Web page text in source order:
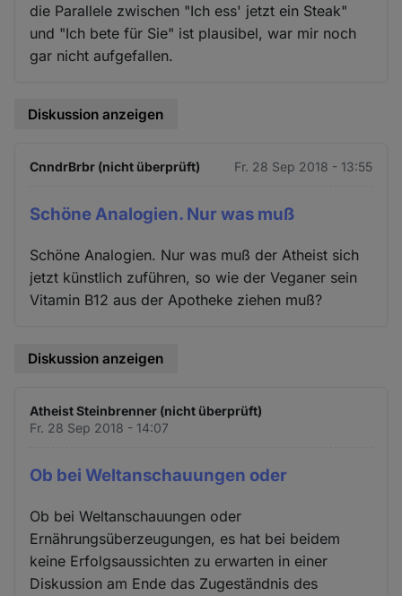
die Parallele zwischen "Ich ess' jetzt ein Steak"
und "Ich bete für Sie" ist plausibel, war mir noch
gar nicht aufgefallen.
Diskussion anzeigen
CnndrBrbr (nicht überprüft) Fr. 28 Sep 2018 - 13:55
Schöne Analogien. Nur was muß
Schöne Analogien. Nur was muß der Atheist sich
jetzt künstlich zuführen, so wie der Veganer sein
Vitamin B12 aus der Apotheke ziehen muß?
Diskussion anzeigen
Atheist Steinbrenner (nicht überprüft)
Fr. 28 Sep 2018 - 14:07
Ob bei Weltanschauungen oder
Ob bei Weltanschauungen oder
Ernährungsüberzeugungen, es hat bei beidem
keine Erfolgsaussichten zu erwarten in einer
Diskussion am Ende das Zugeständnis des